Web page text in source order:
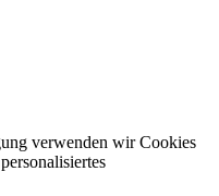
verwenden wir Cookies